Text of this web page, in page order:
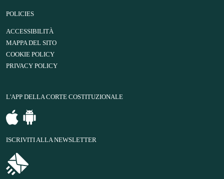
POLICIES
ACCESSIBILITÀ
MAPPA DEL SITO
COOKIE POLICY
PRIVACY POLICY
L'APP DELLA CORTE COSTITUZIONALE
ISCRIVITI ALLA NEWSLETTER